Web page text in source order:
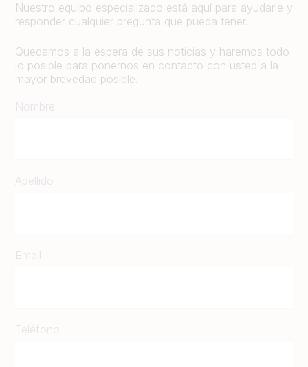
Nuestro equipo especializado está aquí para ayudarle y
responder cualquier pregunta que pueda tener.
Quedamos a la espera de sus noticias y haremos todo
lo posible para ponernos en contacto con usted a la
mayor brevedad posible.
Nombre
Apellido
Email
Teléfono